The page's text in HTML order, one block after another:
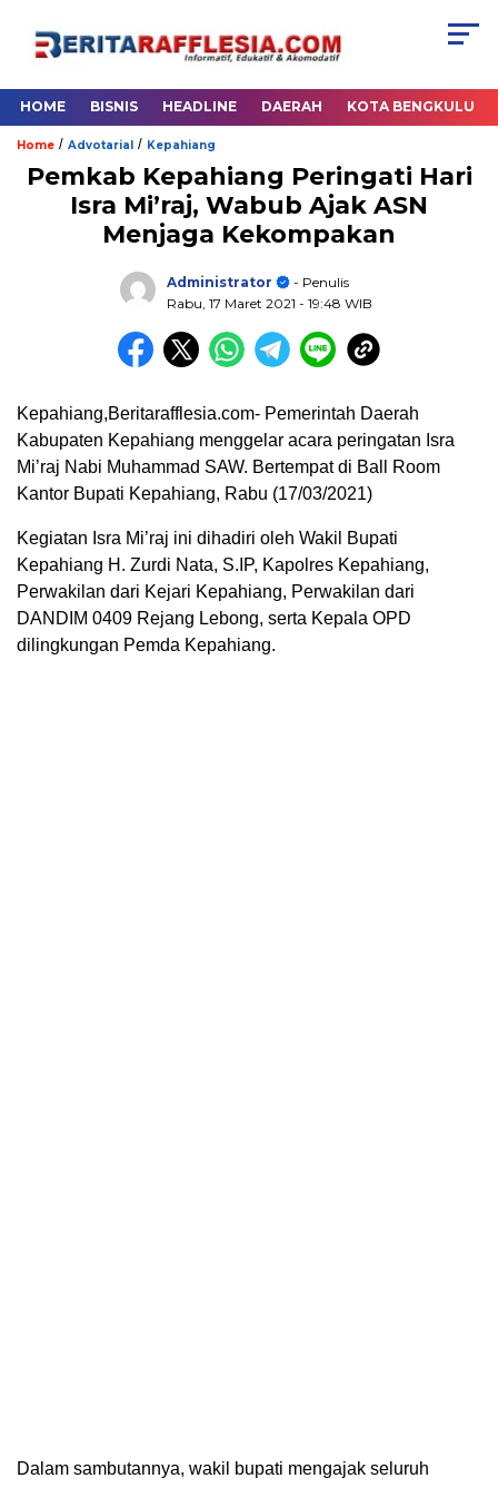
HOME BISNIS HEADLINE DAERAH KOTA BENGKULU
Home / Advotarial / Kepahiang
Pemkab Kepahiang Peringati Hari
Isra Mi’raj, Wabub Ajak ASN
Menjaga Kekompakan
Administrator
- Penulis
Rabu, 17 Maret 2021 - 19:48 WIB
Kepahiang,Beritarafflesia.com- Pemerintah Daerah
Kabupaten Kepahiang menggelar acara peringatan Isra
Mi’raj Nabi Muhammad SAW. Bertempat di Ball Room
Kantor Bupati Kepahiang, Rabu (17/03/2021)
Kegiatan Isra Mi’raj ini dihadiri oleh Wakil Bupati
Kepahiang H. Zurdi Nata, S.IP, Kapolres Kepahiang,
Perwakilan dari Kejari Kepahiang, Perwakilan dari
DANDIM 0409 Rejang Lebong, serta Kepala OPD
dilingkungan Pemda Kepahiang.
Dalam sambutannya, wakil bupati mengajak seluruh